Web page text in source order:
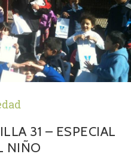
31 – ESPECIAL
NIÑO